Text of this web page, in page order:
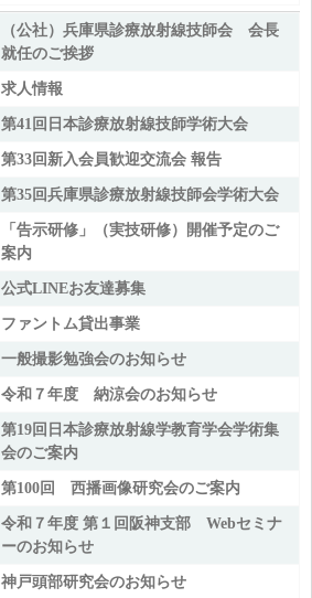
（公社）兵庫県診療放射線技師会 会長
就任のご挨拶
求人情報
第41回日本診療放射線技師学術大会
第33回新入会員歓迎交流会 報告
第35回兵庫県診療放射線技師会学術大会
「告示研修」（実技研修）開催予定のご
案内
公式LINEお友達募集
ファントム貸出事業
一般撮影勉強会のお知らせ
令和７年度 納涼会のお知らせ
第19回日本診療放射線学教育学会学術集
会のご案内
第100回 西播画像研究会のご案内
令和７年度 第１回阪神支部 Webセミナ
ーのお知らせ
神戸頭部研究会のお知らせ